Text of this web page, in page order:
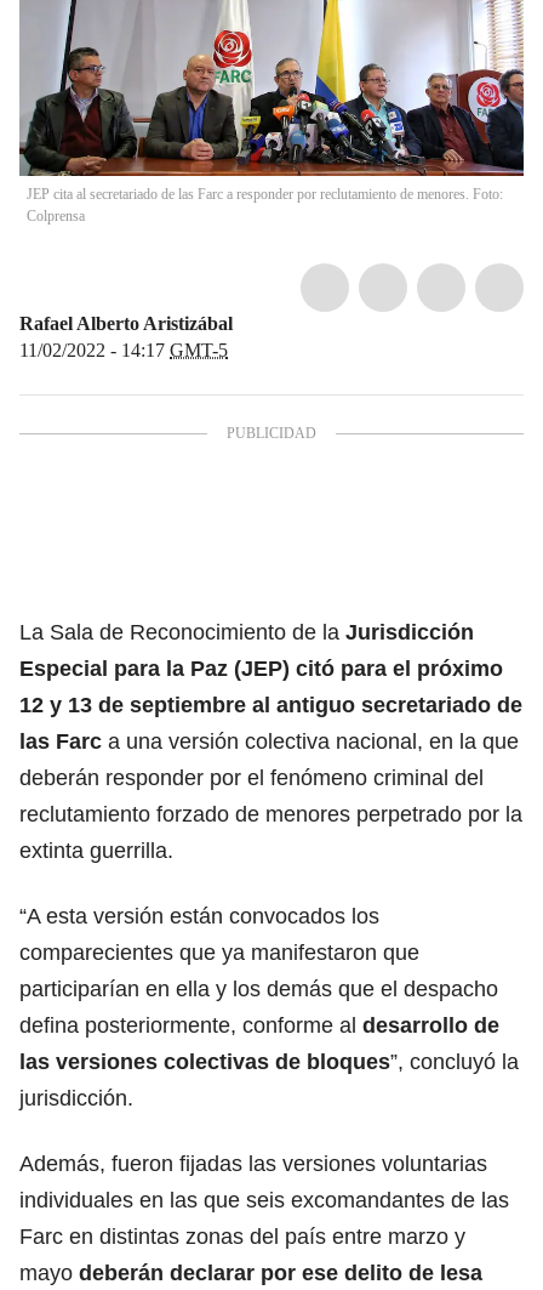
JEP cita al secretariado de las Farc a responder por reclutamiento de menores. Foto:
Colprensa
Rafael Alberto Aristizábal
11/02/2022 - 14:17 GMT-5
La Sala de Reconocimiento de la Jurisdicción
Especial para la Paz (JEP) citó para el próximo
12 y 13 de septiembre al antiguo secretariado de
las Farc a una versión colectiva nacional, en la que
deberán responder por el fenómeno criminal del
reclutamiento forzado de menores perpetrado por la
extinta guerrilla.
“A esta versión están convocados los
comparecientes que ya manifestaron que
participarían en ella y los demás que el despacho
defina posteriormente, conforme al desarrollo de
las versiones colectivas de bloques”, concluyó la
jurisdicción.
Además, fueron fijadas las versiones voluntarias
individuales en las que seis excomandantes de las
Farc en distintas zonas del país entre marzo y
mayo deberán declarar por ese delito de lesa